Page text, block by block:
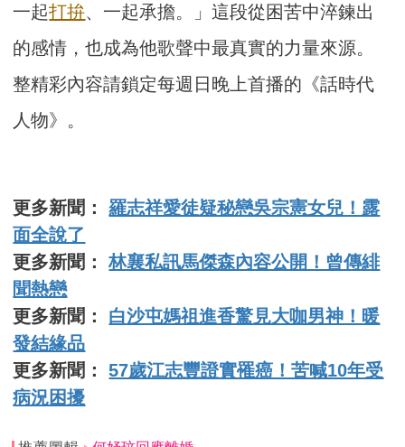
一起打拚、一起承擔。」這段從困苦中淬鍊出
的感情，也成為他歌聲中最真實的力量來源。
整精彩內容請鎖定每週日晚上首播的《話時代
人物》。
更多新聞：羅志祥愛徒疑秘戀吳宗憲女兒！露
面全說了
更多新聞：林襄私訊馬傑森內容公開！曾傳緋
聞熱戀
更多新聞： 白沙屯媽祖進香驚見大咖男神！暖
發結緣品
更多新聞：57歲江志豐證實罹癌！苦喊10年受
病況困擾